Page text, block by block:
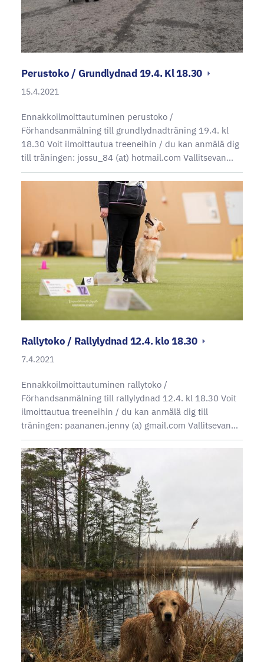
Perustoko / Grundlydnad 19.4. Kl 18.30
15.4.2021
Ennakkoilmoittautuminen perustoko /
Förhandsanmälning till grundlydnadträning 19.4. kl
18.30 Voit ilmoittautua treeneihin / du kan anmälä dig
till träningen: jossu_84 (at) hotmail.com Vallitsevan…
Rallytoko / Rallylydnad 12.4. klo 18.30
7.4.2021
Ennakkoilmoittautuminen rallytoko /
Förhandsanmälning till rallylydnad 12.4. kl 18.30 Voit
ilmoittautua treeneihin / du kan anmälä dig till
träningen: paananen.jenny (a) gmail.com Vallitsevan…